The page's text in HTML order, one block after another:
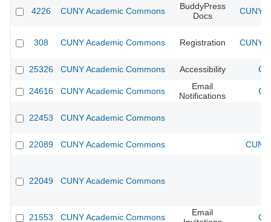
4226 CUNY Academic Commons
BuddyPress
Docs
CUNY
308 CUNY Academic Commons Registration CUNY
25326 CUNY Academic Commons Accessibility
24616 CUNY Academic Commons
Email
Notifications
22453 CUNY Academic Commons
22089 CUNY Academic Commons
22049 CUNY Academic Commons
21553 CUNY Academic Commons
Email